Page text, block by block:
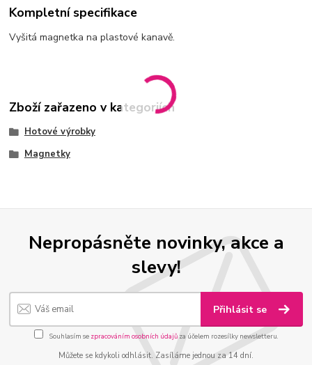
Kompletní specifikace
Vyšitá magnetka na plastové kanavě.
Zboží zařazeno v kategoriích
Hotové výrobky
Magnetky
Nepropásněte novinky, akce a
slevy!
Přihlásit se
Souhlasím se zpracováním osobních údajůza účelem rozesílky newsletteru.
Můžete se kdykoli odhlásit. Zasíláme jednou za 14 dní.